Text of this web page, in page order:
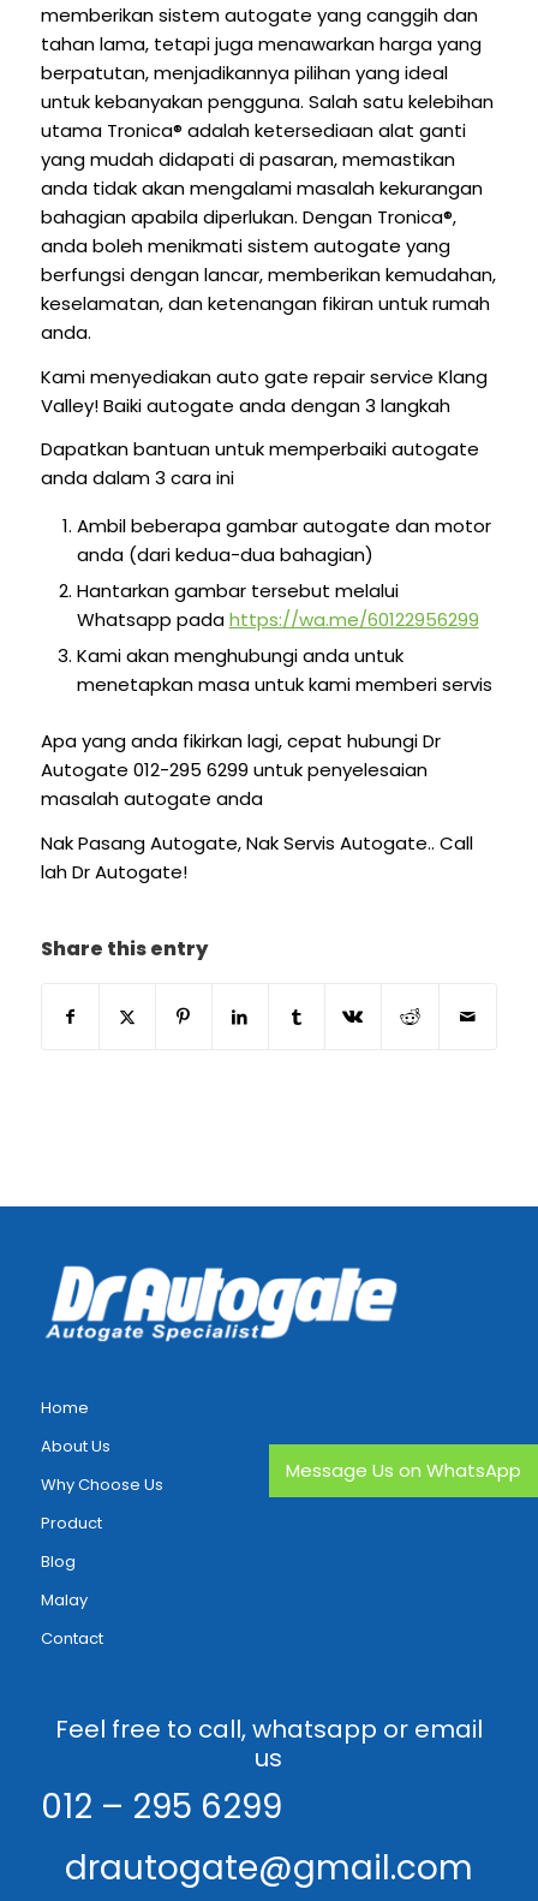
memberikan sistem autogate yang canggih dan
tahan lama, tetapi juga menawarkan harga yang
berpatutan, menjadikannya pilihan yang ideal
untuk kebanyakan pengguna. Salah satu kelebihan
utama Tronica® adalah ketersediaan alat ganti
yang mudah didapati di pasaran, memastikan
anda tidak akan mengalami masalah kekurangan
bahagian apabila diperlukan. Dengan Tronica®,
anda boleh menikmati sistem autogate yang
berfungsi dengan lancar, memberikan kemudahan,
keselamatan, dan ketenangan fikiran untuk rumah
anda.
Kami menyediakan auto gate repair service Klang
Valley! Baiki autogate anda dengan 3 langkah
Dapatkan bantuan untuk memperbaiki autogate
anda dalam 3 cara ini
Ambil beberapa gambar autogate dan motor
anda (dari kedua-dua bahagian)
Hantarkan gambar tersebut melalui
Whatsapp padahttps://wa.me/60122956299
Kami akan menghubungi anda untuk
menetapkan masa untuk kami memberi servis
Apa yang anda fikirkan lagi, cepat hubungi Dr
Autogate 012-295 6299 untuk penyelesaian
masalah autogate anda
Nak Pasang Autogate, Nak Servis Autogate.. Call
lah Dr Autogate!
Share this entry
Home
About Us
Why Choose Us
Product
Blog
Malay
Contact
Feel free to call, whatsapp or email
us
012 – 295 6299
drautogate@gmail.com
Message Us on WhatsApp